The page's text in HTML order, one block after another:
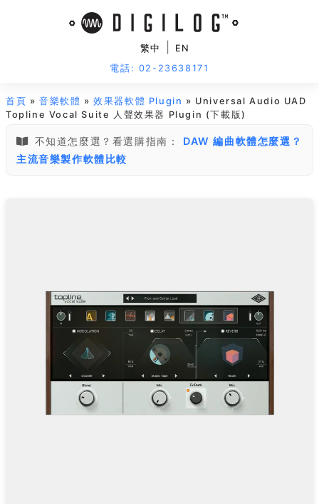
繁中
EN
電話: 02-23638171
首頁 »音樂軟體 »效果器軟體 Plugin » Universal Audio UAD
Topline Vocal Suite 人聲效果器 Plugin (下載版)
不知道怎麼選？看選購指南：
DAW 編曲軟體怎麼選？
主流音樂製作軟體比較